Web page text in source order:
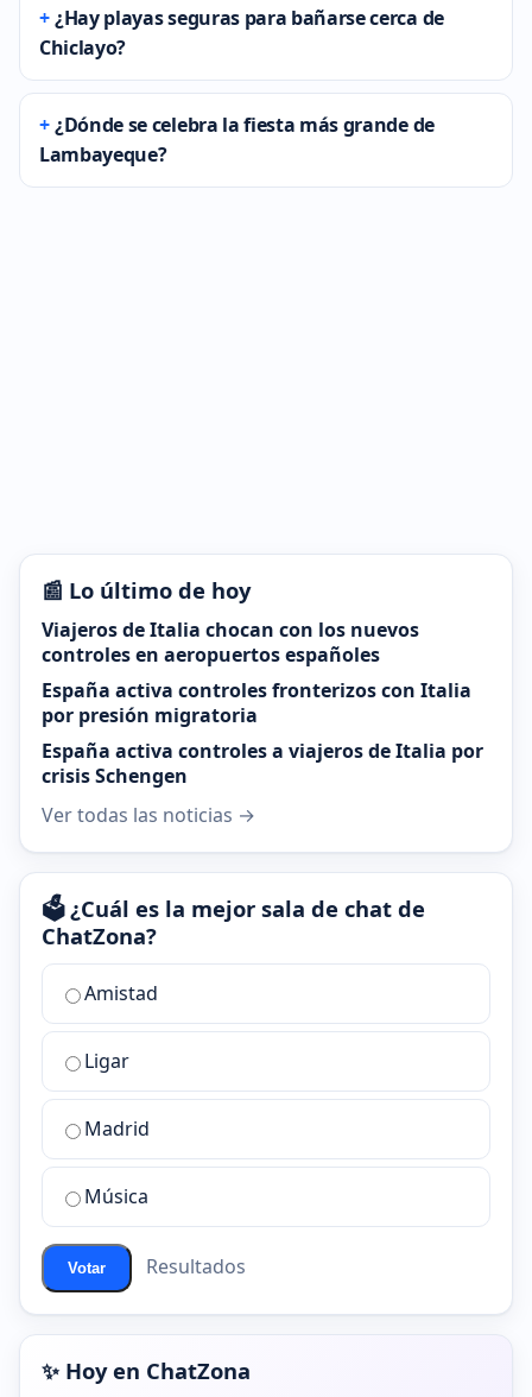
¿Hay playas seguras para bañarse cerca de
Chiclayo?
¿Dónde se celebra la fiesta más grande de
Lambayeque?
📰 Lo último de hoy
Viajeros de Italia chocan con los nuevos
controles en aeropuertos españoles
España activa controles fronterizos con Italia
por presión migratoria
España activa controles a viajeros de Italia por
crisis Schengen
Ver todas las noticias →
🗳️ ¿Cuál es la mejor sala de chat de
ChatZona?
¿Cuál
la
mejor
sala
chat
ChatZona?
Amistad
Ligar
Madrid
Música
Votar Resultados
✨ Hoy en ChatZona